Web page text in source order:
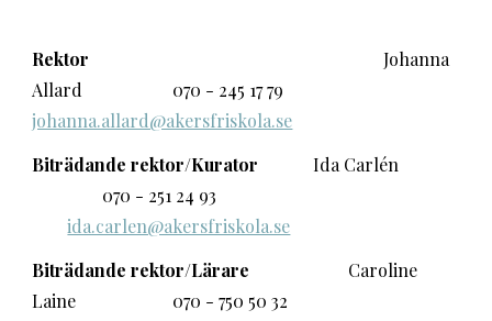
Rektor
Johanna
Allard
070 - 245 17 79
johanna.allard@akersfriskola.se
Biträdande rektor/Kurator
Ida Carlén
070 - 251 24 93
ida.carlen@akersfriskola.se
Biträdande rektor/Lärare
Caroline
Laine
070 - 750 50 32